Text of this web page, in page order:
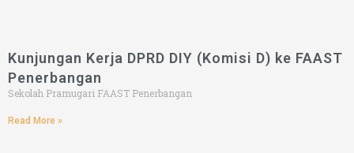
Kunjungan Kerja DPRD DIY (Komisi D) ke FAAST
Penerbangan
Sekolah Pramugari FAAST Penerbangan
Read More »